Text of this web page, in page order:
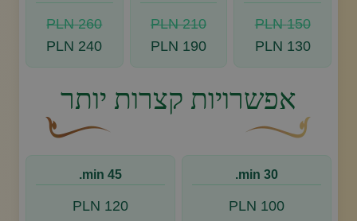
150 PLN
130 PLN
210 PLN
190 PLN
260 PLN
240 PLN
אפשרויות קצרות יותר
30 min.
100 PLN
45 min.
120 PLN